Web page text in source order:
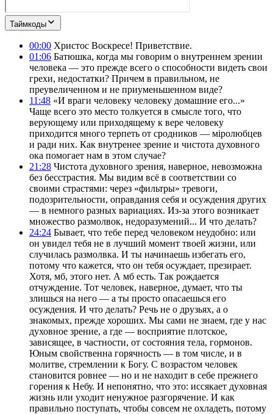
Таймкоды
00:00 Христос Воскресе! Приветствие.
01:06 Батюшка, когда мы говорим о внутреннем зрении
человека — это прежде всего о способности видеть свои
грехи, недостатки? Причем в правильном, не
преувеличенном и не приуменьшенном виде?
11:48 «И враги человеку человеку домашние его...»
Чаще всего это место толкуется в смысле того, что
верующему или приходящему к вере человеку
приходится много терпеть от сродников — мiролюбцев
и ради них. Как внутренее зрение и чистота духовного
ока помогает нам в этом случае?
21:28 Чистота духовного зрения, наверное, невозможна
без бесстрастия. Мы видим всё в соответствии со
своими страстями: через «фильтры» тревоги,
подозрительности, оправдания себя и осуждения других
— в немного разных вариациях. Из-за этого возникает
множество размолвок, недоразумений... И что делать?
24:24 Бывает, что тебе перед человеком неудобно: или
он увидел тебя не в лучший момент твоей жизни, или
случилась размолвка. И ты начинаешь избегать его,
потому что кажется, что он тебя осуждает, презирает.
Хотя, мб, этого нет. А мб есть. Так рождается
отчуждение. Тот человек, наверное, думает, что ты
злишься на него — а ты просто опасаешься его
осуждения. И что делать? Речь не о друзьях, а о
знакомых, прежде хороших. Мы сами не знаем, где у нас
духовное зрение, а где — восприятие плотское,
зависящее, в частности, от состояния тела, гормонов.
Юным свойственна горячность — в том числе, и в
молитве, стремлении к Богу. С возрастом человек
становится ровнее — но и не находит в себе прежнего
горения к Небу. И непонятно, что это: иссякает духовная
жизнь или уходит ненужное разгорячение. И как
правильно поступать, чтобы совсем не охладеть, потому